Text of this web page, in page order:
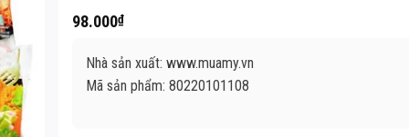
98.000₫
Nhà sản xuất: www.muamy.vn
Mã sản phẩm: 80220101108